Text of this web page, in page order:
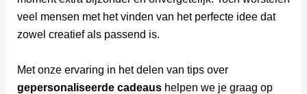
veel mensen met het vinden van het perfecte idee dat
zowel creatief als passend is.
Met onze ervaring in het delen van tips over
gepersonaliseerde cadeaushelpen we je graag op